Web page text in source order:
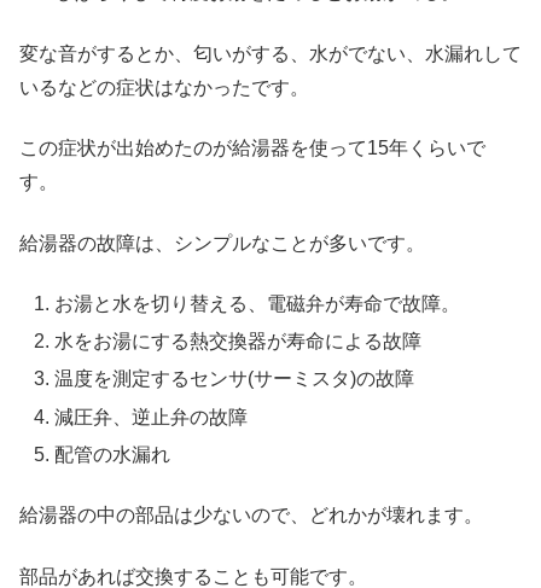
変な音がするとか、匂いがする、水がでない、水漏れして
いるなどの症状はなかったです。
この症状が出始めたのが給湯器を使って15年くらいで
す。
給湯器の故障は、シンプルなことが多いです。
お湯と水を切り替える、電磁弁が寿命で故障。
水をお湯にする熱交換器が寿命による故障
温度を測定するセンサ(サーミスタ)の故障
減圧弁、逆止弁の故障
配管の水漏れ
給湯器の中の部品は少ないので、どれかが壊れます。
部品があれば交換することも可能です。